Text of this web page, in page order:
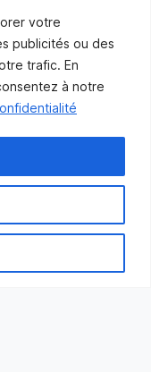
votre
publicités ou des
trafic. En
à notre
urgences.
nouvelles